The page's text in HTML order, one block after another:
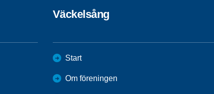
Väckelsång
Start
Om föreningen